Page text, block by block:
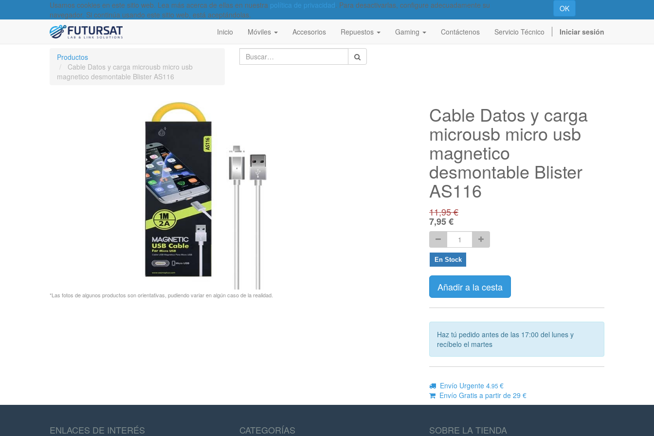
Usamos cookies en este sitio web. Lea más acerca de ellas en nuestra política de privacidad. Para desactivarlas, configure adecuadamente su
navegador. Si continúa usando este sitio web, está aceptándolas.
OK
Inicio Móviles Accesorios Repuestos Gaming Contáctenos Servicio Técnico Iniciar sesión
Productos
Cable Datos y carga microusb micro usb
magnetico desmontable Blister AS116
*Las fotos de algunos productos son orientativas, pudiendo variar en algún caso de la realidad.
Cable Datos y carga
microusb micro usb
magnetico
desmontable Blister
AS116
11,95€
7,95€
En Stock
Añadir a la cesta
Haz tú pedido antes de las 17:00 del lunes y
recíbelo el martes
Envío Urgente 4.95 €
Envío Gratis a partir de 29 €
ENLACES DE INTERÉS CATEGORÍAS SOBRE LA TIENDA